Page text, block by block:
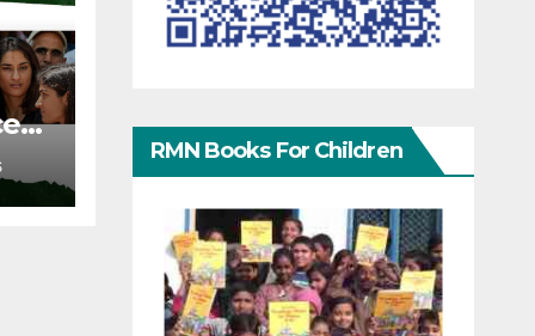
RMN Books For Children